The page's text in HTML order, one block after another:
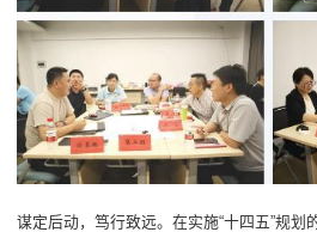
谋定后动，笃行致远。在实施“十四五”规划